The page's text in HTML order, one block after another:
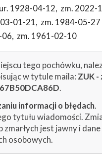
ur. 1928-04-12, zm. 2022-
01-21, zm. 1984-05-27
06, zm. 1961-02-10
tego pochówku,
w tytule maila: ZUK -
.
informacji o błędach.
tytułu wiadomości.
jest jawny i
osobowych.